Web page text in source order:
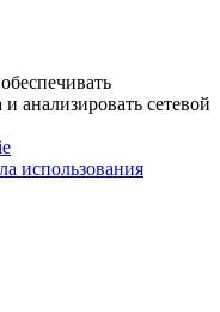
анализировать сетевой
использования